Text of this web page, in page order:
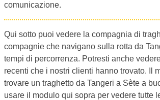
comunicazione.
Qui sotto puoi vedere la compagnia di
compagnie che navigano sulla rotta da
tempi di percorrenza. Potresti anche
recenti che i nostri clienti hanno trovato. Il
trovare un traghetto da Tangeri a Sète a
usare il modulo qui sopra per vedere tutte